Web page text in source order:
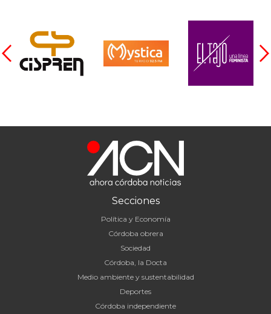
Secciones
Política y Economía
Córdoba obrera
Sociedad
Córdoba, la Docta
Medio ambiente y sustentabilidad
Deportes
Córdoba independiente